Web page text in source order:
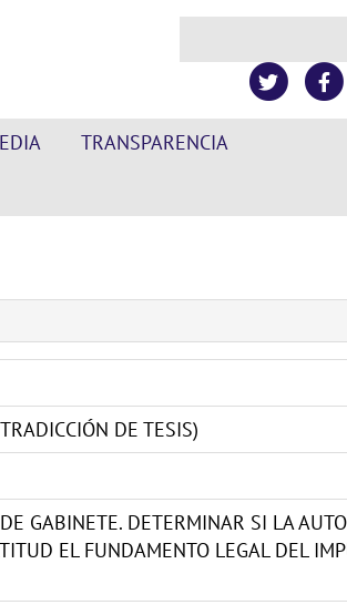
TRANSPARENCIA
DE TESIS)
GABINETE. DETERMINAR SI LA
EL FUNDAMENTO LEGAL DEL